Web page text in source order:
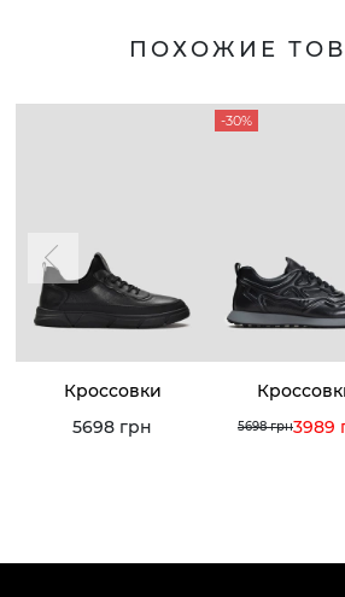
ПОХОЖИЕ
Кроссовки
5698 грн
-30%
5698 грн3989